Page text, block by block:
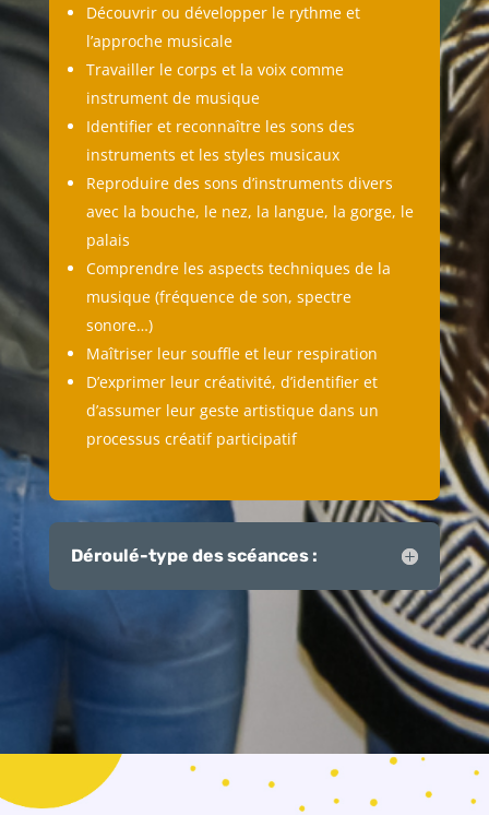
Découvrir ou développer le rythme et
l’approche musicale
Travailler le corps et la voix comme
instrument de musique
Identifier et reconnaître les sons des
instruments et les styles musicaux
Reproduire des sons d’instruments divers
avec la bouche, le nez, la langue, la gorge, le
palais
Comprendre les aspects techniques de la
musique (fréquence de son, spectre
sonore…)
Maîtriser leur souffle et leur respiration
D’exprimer leur créativité, d’identifier et
d’assumer leur geste artistique dans un
processus créatif participatif
Déroulé-type des scéances :